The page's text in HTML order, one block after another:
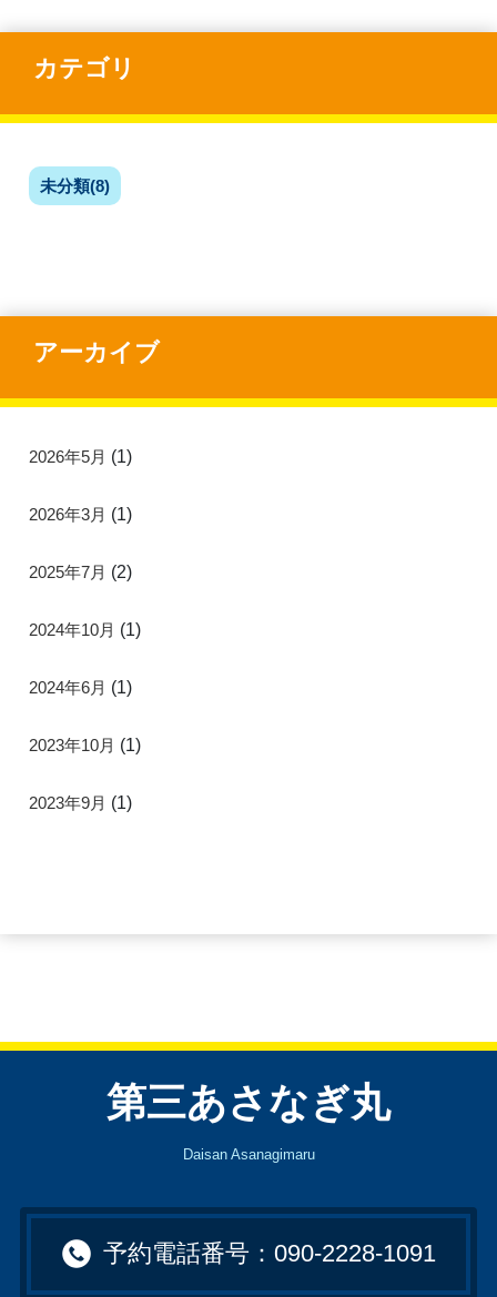
カテゴリ
未分類(8)
アーカイブ
2026年5月 (1)
2026年3月 (1)
2025年7月 (2)
2024年10月 (1)
2024年6月 (1)
2023年10月 (1)
2023年9月 (1)
第三あさなぎ丸
Daisan Asanagimaru
予約電話番号：090-2228-1091